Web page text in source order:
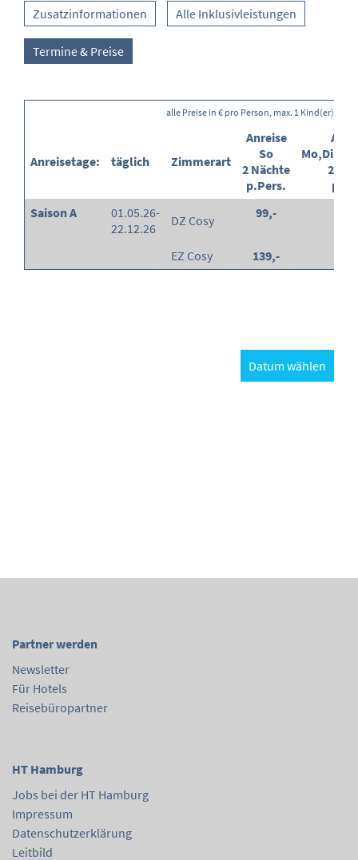
Zusatzinformationen Alle Inklusivleistungen
Termine & Preise
alle Preise in € pro Person, max. 1 Kind(er)
Anreisetage: täglich Zimmerart
Anreise
So
2 Nächte
p.Pers.
2
Saison A
01.05.26-
22.12.26
DZ Cosy 99,-
EZ Cosy 139,-
Datum wählen
Partner werden
Newsletter
Für Hotels
Reisebüropartner
HT Hamburg
Jobs bei der HT Hamburg
Impressum
Datenschutzerklärung
Leitbild